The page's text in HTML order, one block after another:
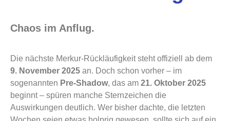
Chaos im Anflug.
Die nächste Merkur-Rückläufigkeit steht offiziell ab dem
9. November 2025 an. Doch schon vorher – im
sogenannten Pre-Shadow, das am 21. Oktober 2025
beginnt – spüren manche Sternzeichen die
Auswirkungen deutlich. Wer bisher dachte, die letzten